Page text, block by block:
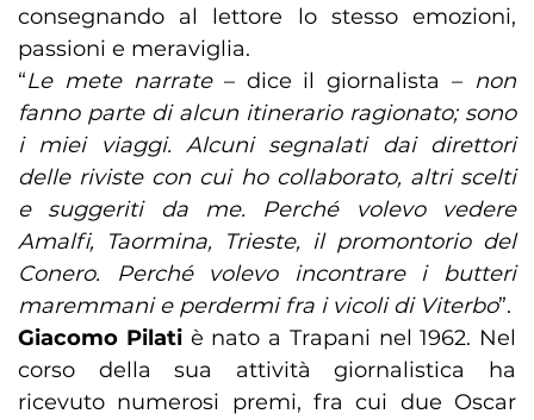
consegnando al lettore lo stesso emozioni,
passioni e meraviglia.
“Le mete narrate– dice il giornalista – non
fanno parte di alcun itinerario ragionato; sono
i miei viaggi. Alcuni segnalati dai direttori
delle riviste con cui ho collaborato, altri scelti
e suggeriti da me. Perché volevo vedere
Amalfi, Taormina, Trieste, il promontorio del
Conero. Perché volevo incontrare i butteri
maremmani e perdermi fra i vicoli di Viterbo”.
Giacomo Pilatiè nato a Trapani nel 1962. Nel
corso della sua attività giornalistica ha
ricevuto numerosi premi, fra cui due Oscar